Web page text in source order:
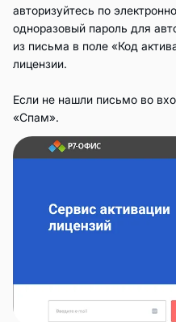
авторизуйтесь по
одноразовый пароль для
из письма в поле «Код
лицензии.
Если не нашли письмо во
«Спам».